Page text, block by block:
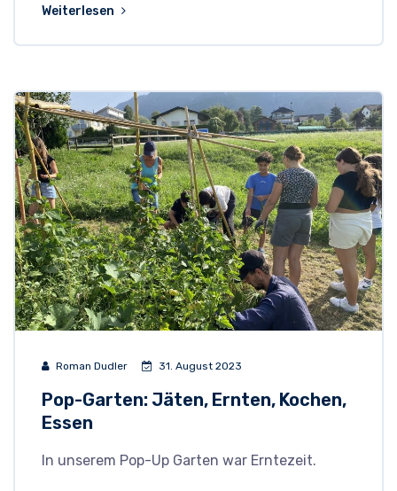
Weiterlesen
Roman Dudler 31. August 2023
Pop-Garten: Jäten, Ernten, Kochen,
Essen
In unserem Pop-Up Garten war Erntezeit.